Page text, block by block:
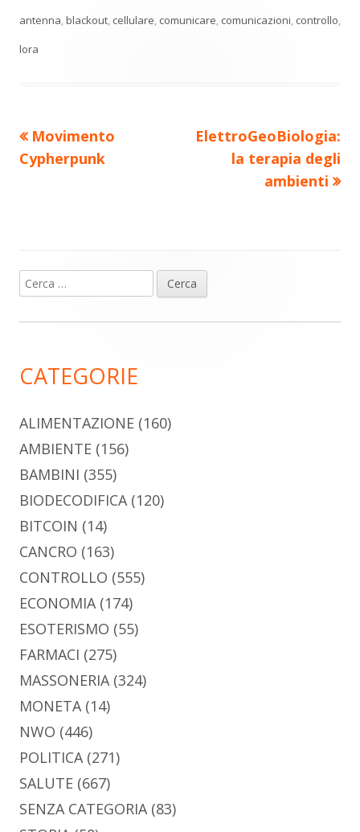
nuova
nuova
nuova
nuova
nuova
di
antenna blackout cellulare comunicare comunicazioni controllo
lora
Navigazione
articoli
Precedente
articolo:
Movimento
Cypherpunk
Nuovo
articolo:
ElettroGeoBiologia:
la terapia degli
ambienti
Barra
laterale
Ricerca
per:
CATEGORIE
ALIMENTAZIONE (160)
AMBIENTE (156)
BAMBINI (355)
BIODECODIFICA(120)
BITCOIN (14)
CANCRO (163)
CONTROLLO (555)
ECONOMIA(174)
ESOTERISMO (55)
FARMACI (275)
MASSONERIA(324)
MONETA(14)
NWO (446)
POLITICA(271)
SALUTE (667)
SENZA CATEGORIA(83)